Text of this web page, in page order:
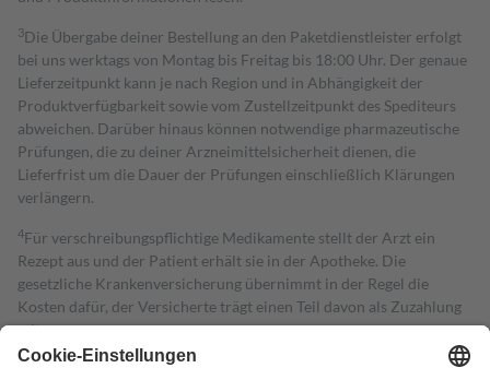
3Die Übergabe deiner Bestellung an den Paketdienstleister erfolgt
bei uns werktags von Montag bis Freitag bis 18:00 Uhr. Der genaue
Lieferzeitpunkt kann je nach Region und in Abhängigkeit der
Produktverfügbarkeit sowie vom Zustellzeitpunkt des Spediteurs
abweichen. Darüber hinaus können notwendige pharmazeutische
Prüfungen, die zu deiner Arzneimittelsicherheit dienen, die
Lieferfrist um die Dauer der Prüfungen einschließlich Klärungen
verlängern.
4Für verschreibungspflichtige Medikamente stellt der Arzt ein
Rezept aus und der Patient erhält sie in der Apotheke. Die
gesetzliche Krankenversicherung übernimmt in der Regel die
Kosten dafür, der Versicherte trägt einen Teil davon als Zuzahlung
mit.
Grundsätzlich leisten Mitglieder Zuzahlungen in Höhe von zehn